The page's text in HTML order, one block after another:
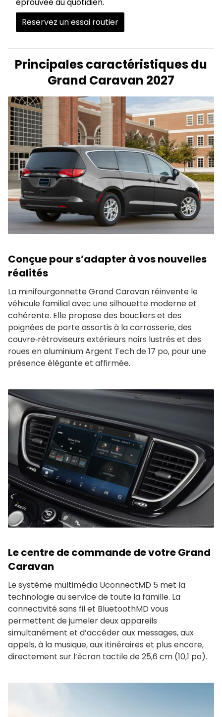
Reservez un essai routier
Principales caractéristiques du
Grand Caravan 2027
Conçue pour s’adapter à vos nouvelles
réalités
La minifourgonnette Grand Caravan réinvente le
véhicule familial avec une silhouette moderne et
cohérente. Elle propose des boucliers et des
poignées de porte assortis à la carrosserie, des
couvre‑rétroviseurs extérieurs noirs lustrés et des
roues en aluminium Argent Tech de 17 po, pour une
présence élégante et affirmée.
Le centre de commande de votre Grand
Caravan
Le système multimédia UconnectMD 5 met la
technologie au service de toute la famille. La
connectivité sans fil et BluetoothMD vous
permettent de jumeler deux appareils
simultanément et d’accéder aux messages, aux
appels, à la musique, aux itinéraires et plus encore,
directement sur l’écran tactile de 25,6 cm (10,1 po).